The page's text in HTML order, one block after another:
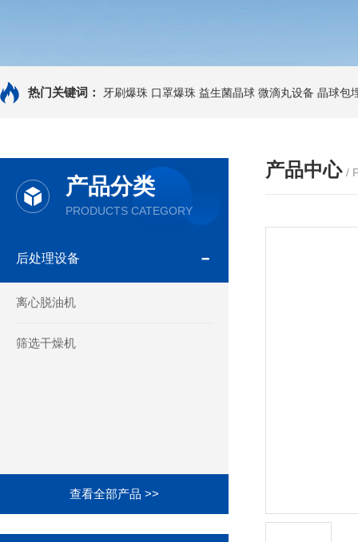
热门关键词： 牙刷爆珠 口罩爆珠 益生菌晶球 微滴丸设备 晶球包
产品分类
PRODUCTS CATEGORY
后处理设备
离心脱油机
筛选干燥机
查看全部产品 >>
产品中心 /